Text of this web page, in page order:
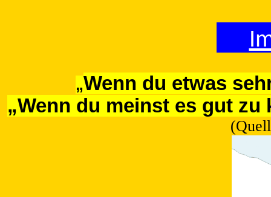
„Wenn du etwas
„Wenn du meinst es gut